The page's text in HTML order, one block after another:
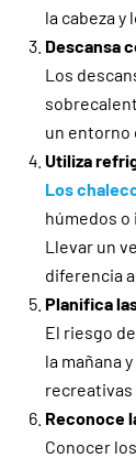
la cabeza y
Descansa
Los
un entorno
Utiliza
Los
húmedos o
Llevar un
diferencia
Planifica
El riesgo
la mañana
recreativas
Reconoce
Conocer